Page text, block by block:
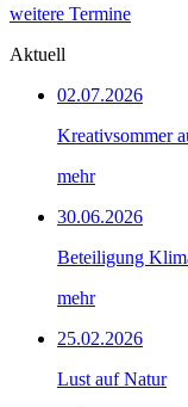
weitere Termine
Aktuell
02.07.2026
Kreativsommer
mehr
30.06.2026
Beteiligung
mehr
25.02.2026
Lust auf Natur